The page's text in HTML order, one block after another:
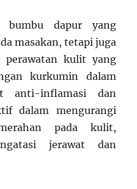
bumbu dapur yang
masakan, tetapi juga
perawatan kulit yang
kurkumin dalam
anti-inflamasi dan
dalam mengurangi
pada kulit,
jerawat dan